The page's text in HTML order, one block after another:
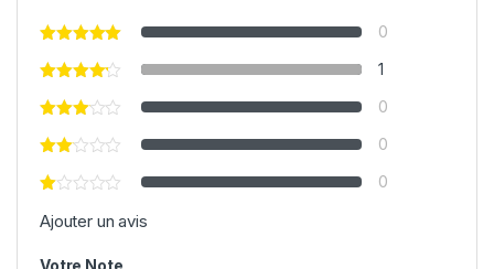
0
1
0
0
0
Ajouter un avis